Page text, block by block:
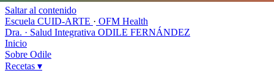
Saltar al contenido
Escuela CUID-ARTE · OFM Health
Dra. · Salud Integrativa ODILE FERNÁNDEZ
Inicio
Sobre Odile
Recetas ▾